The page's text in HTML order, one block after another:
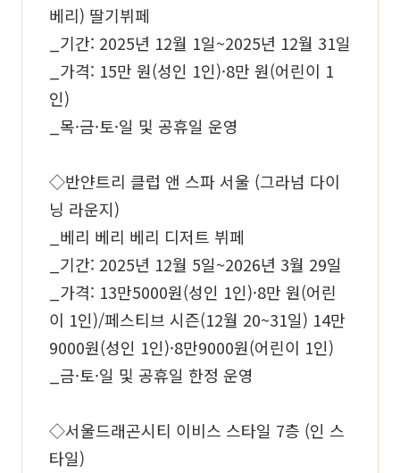
베리) 딸기뷔페
_기간: 2025년 12월 1일~2025년 12월 31일
_가격: 15만 원(성인 1인)·8만 원(어린이 1
인)
_목·금·토·일 및 공휴일 운영
◇반얀트리 클럽 앤 스파 서울 (그라넘 다이
닝 라운지)
_베리 베리 베리 디저트 뷔페
_기간: 2025년 12월 5일~2026년 3월 29일
_가격: 13만5000원(성인 1인)·8만 원(어린
이 1인)/페스티브 시즌(12월 20~31일) 14만
9000원(성인 1인)·8만9000원(어린이 1인)
_금·토·일 및 공휴일 한정 운영
◇서울드래곤시티 이비스 스타일 7층 (인 스
타일)